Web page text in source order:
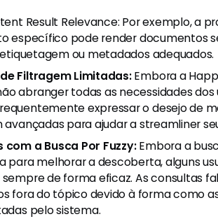
Result Relevance: Por exemplo, a
específico pode render documentos
ou metadados adequados.
Filtragem Limitadas:Embora a
abranger todas as necessidades dos
expressar o desejo de
para ajudar a streamliner
com a Busca Por Fuzzy:Embora a
para melhorar a descoberta, alguns
de forma eficaz. As consultas
fora do tópico devido à forma como
pelo sistema.